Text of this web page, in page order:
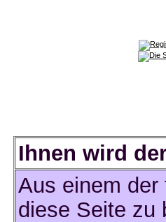
Ihnen wird
Aus einem der
diese Seite zu